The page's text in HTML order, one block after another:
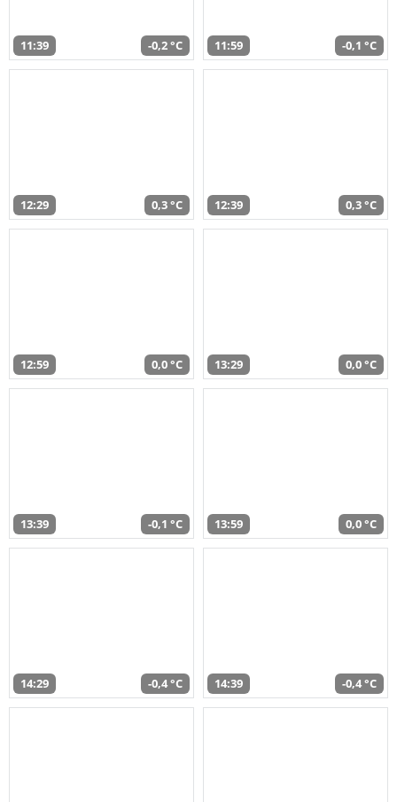
11:39 -0,2 °C 11:59 -0,1 °C
12:29 0,3 °C 12:39 0,3 °C
12:59 0,0 °C 13:29 0,0 °C
13:39 -0,1 °C 13:59 0,0 °C
14:29 -0,4 °C 14:39 -0,4 °C